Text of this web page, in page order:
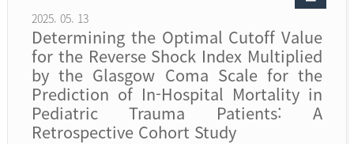
2025. 05. 13
Determining the Optimal Cutoff Value
for the Reverse Shock Index Multiplied
by the Glasgow Coma Scale for the
Prediction of In-Hospital Mortality in
Pediatric Trauma Patients: A
Retrospective Cohort Study